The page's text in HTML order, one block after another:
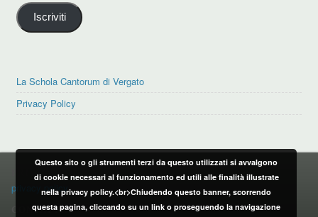
mail
Iscriviti
La Schola Cantorum di Vergato
Privacy Policy
PRIVACY POLICY
privacy policy
CONTATTI:
Questo sito o gli strumenti terzi da questo utilizzati si avvalgono
di cookie necessari al funzionamento ed utili alle finalità illustrate
nella privacy policy.<br>Chiudendo questo banner, scorrendo
questa pagina, cliccando su un link o proseguendo la navigazione